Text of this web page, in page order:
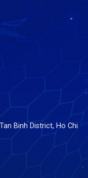
Binh District, Ho Chi